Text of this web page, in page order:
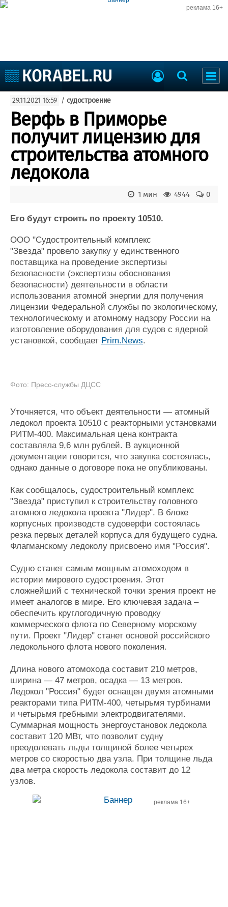
реклама 16+
Судоходство
Судоремонт
События
Пресс-релизы
Порты
Рыболовство
ВМФ
Образование
Яхты и катера
Еще
Пульс
Компании
Репутация
Работа
Крюинг
Журнал
Реклама
Доска объявлений
Оборудование
Изделия
Материалы
Услуги
Конференции
Выставки и семинары
Флот
Галерея флота
29.11.2021 16:59 / судостроение
Верфь в Приморье
получит лицензию для
строительства атомного
ледокола
0
4944
1 мин
Его будут строить по проекту 10510.
ООО "Судостроительный комплекс
"Звезда" провело закупку у единственного
поставщика на проведение экспертизы
безопасности (экспертизы обоснования
безопасности) деятельности в области
использования атомной энергии для получения
лицензии Федеральной службы по экологическому,
технологическому и атомному надзору России на
изготовление оборудования для судов с ядерной
установкой, сообщает Prim.News.
Фото: Пресс-службы ДЦСС
Уточняется, что объект деятельности — атомный
ледокол проекта 10510 с реакторными установками
РИТМ-400. Максимальная цена контракта
составляла 9,6 млн рублей. В аукционной
документации говорится, что закупка состоялась,
однако данные о договоре пока не опубликованы.
Как сообщалось, судостроительный комплекс
"Звезда" приступил к строительству головного
атомного ледокола проекта "Лидер". В блоке
корпусных производств судоверфи состоялась
резка первых деталей корпуса для будущего судна.
Флагманскому ледоколу присвоено имя "Россия".
Судно станет самым мощным атомоходом в
истории мирового судостроения. Этот
сложнейший с технической точки зрения проект не
имеет аналогов в мире. Его ключевая задача –
обеспечить круглогодичную проводку
коммерческого флота по Северному морскому
пути. Проект "Лидер" станет основой российского
ледокольного флота нового поколения.
Длина нового атомохода составит 210 метров,
ширина — 47 метров, осадка — 13 метров.
Ледокол "Россия" будет оснащен двумя атомными
реакторами типа РИТМ-400, четырьмя турбинами
и четырьмя гребными электродвигателями.
Суммарная мощность энергоустановок ледокола
составит 120 МВт, что позволит судну
преодолевать льды толщиной более четырех
метров со скоростью два узла. При толщине льда
два метра скорость ледокола составит до 12
узлов.
реклама 16+